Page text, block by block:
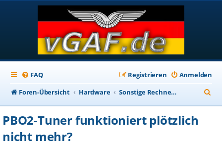
FAQ Anmelden
Registrieren
Foren-Übersicht
Hardware Sonstige Rechner-Hardware
u
PBO2-Tuner funktioniert plötzlich
nicht mehr?